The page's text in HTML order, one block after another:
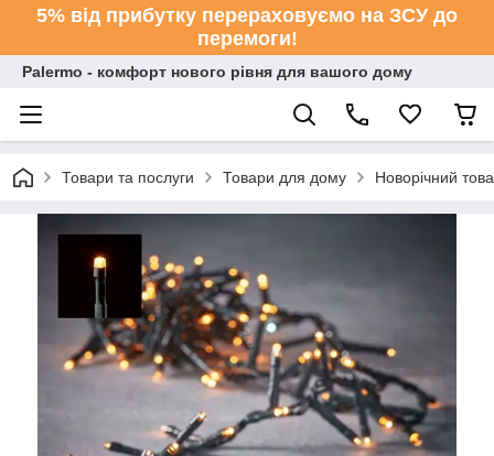
5% від прибутку перераховуємо на ЗСУ до
перемоги!
Palermo - комфорт нового рівня для вашого дому
Товари та послуги Товари для дому Новорічний